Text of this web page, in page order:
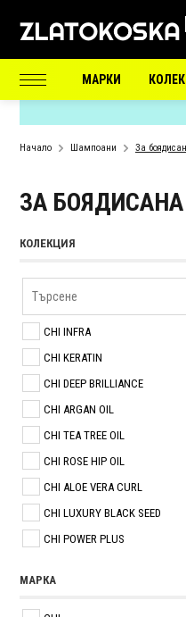
МАРКИ
Начало Шампоани За
ЗА
КОЛЕКЦИЯ
CHI INFRA
CHI KERATIN
CHI DEEP BRILLIANCE
CHI ARGAN OIL
CHI TEA TREE OIL
CHI ROSE HIP OIL
CHI ALOE VERA CURL
CHI LUXURY BLACK SEED
CHI POWER PLUS
МАРКА